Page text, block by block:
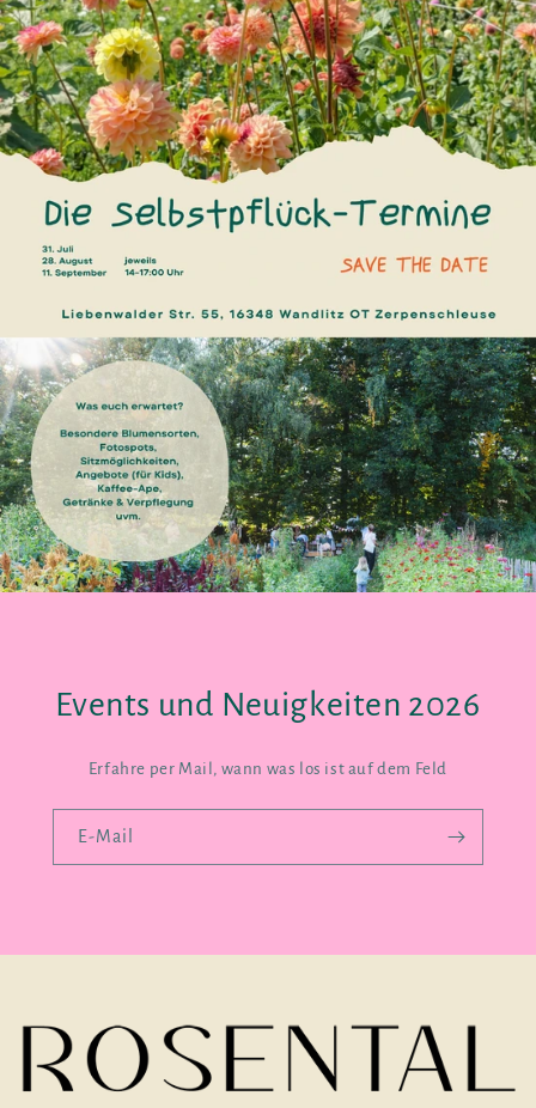
Events und Neuigkeiten 2026
Erfahre per Mail, wann was los ist auf dem Feld
E-Mail